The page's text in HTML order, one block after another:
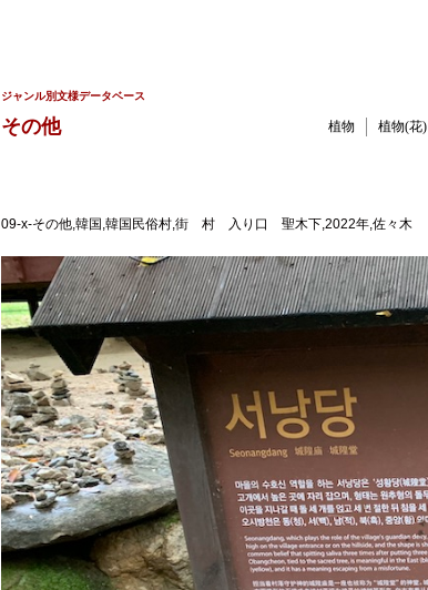
ジャンル別文様データベース
その他 植物 植物(花)
09-x-その他,韓国,韓国民俗村,街 村 入り口 聖木下,2022年,佐々木